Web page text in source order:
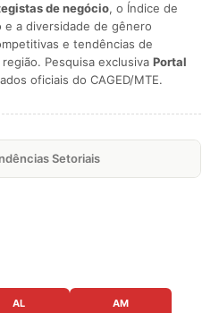
de negócio, o Índice de
a diversidade de gênero
e tendências de
Pesquisa exclusiva Portal
oficiais do CAGED/MTE.
Setoriais
AL AM